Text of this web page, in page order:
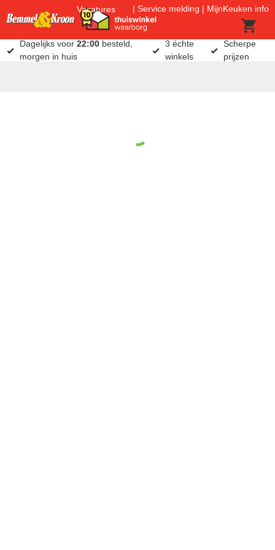
Vacatures Service melding MijnKeuken info
Dagelijks voor22:00 besteld,
morgen in huis
3 échte
winkels
Scherpe
prijzen